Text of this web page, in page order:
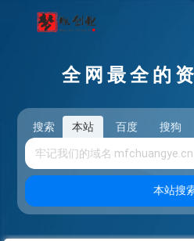
全网最全的
搜索 本站 百度 搜狗
本站搜